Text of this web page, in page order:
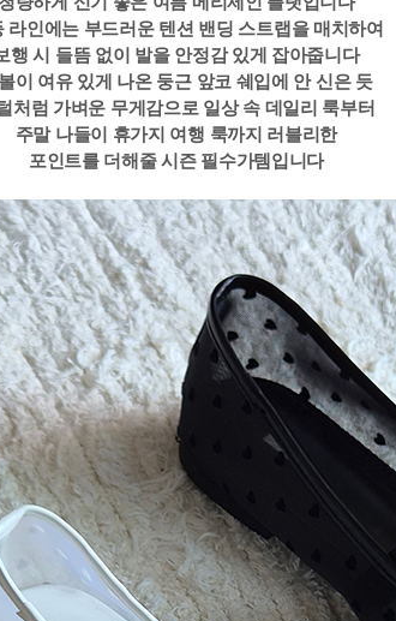
라인에는 부드러운 텐션 밴딩 스트랩을 매치하여
행 시 들뜸 없이 발을 안정감 있게 잡아줍니다
이 여유 있게 나온 둥근 앞코 쉐입에 안 신은 듯
처럼 가벼운 무게감으로 일상 속 데일리 룩부터
주말 나들이 휴가지 여행 룩까지 러블리한
포인트를 더해줄 시즌 필수가템입니다